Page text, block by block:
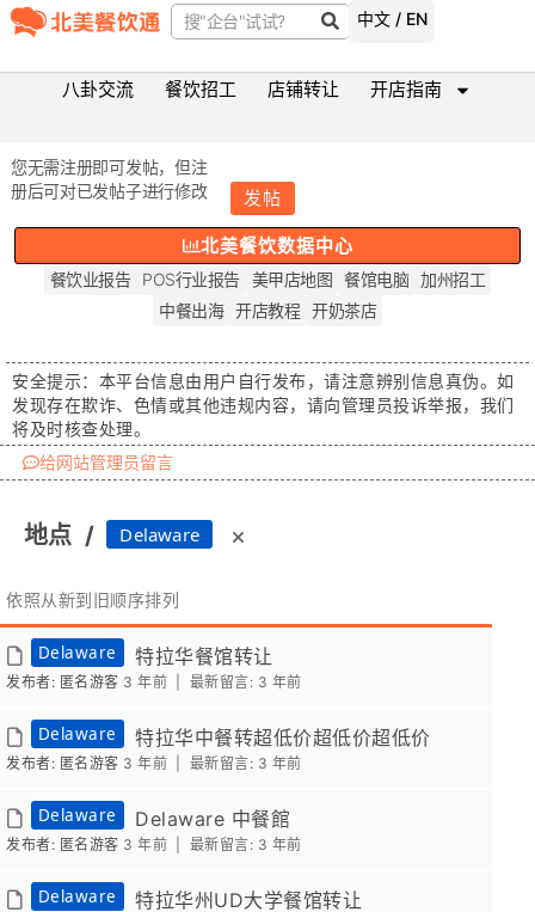
中文 / EN
八卦交流 餐饮招工 店铺转让 开店指南
您无需注册即可发帖，但注
册后可对已发帖子进行修改
发帖
北美餐饮数据中心
餐饮业报告 POS行业报告 美甲店地图 餐馆电脑
加州招工
中餐出海 开店教程 开奶茶店
安全提示： 本平台信息由用户自行发布，请注意辨别信息真伪。如
发现存在欺诈、色情或其他违规内容，请向管理员投诉举报，我们
将及时核查处理。
给网站管理员留言
地点 / Delaware
依照从新到旧顺序排列
Delaware 特拉华餐馆转让
发布者: 匿名游客 3 年前 | 最新留言: 3 年前
Delaware 特拉华中餐转超低价超低价超低价
发布者: 匿名游客 3 年前 | 最新留言: 3 年前
Delaware Delaware 中餐館
发布者: 匿名游客 3 年前 | 最新留言: 3 年前
Delaware 特拉华州UD大学餐馆转让